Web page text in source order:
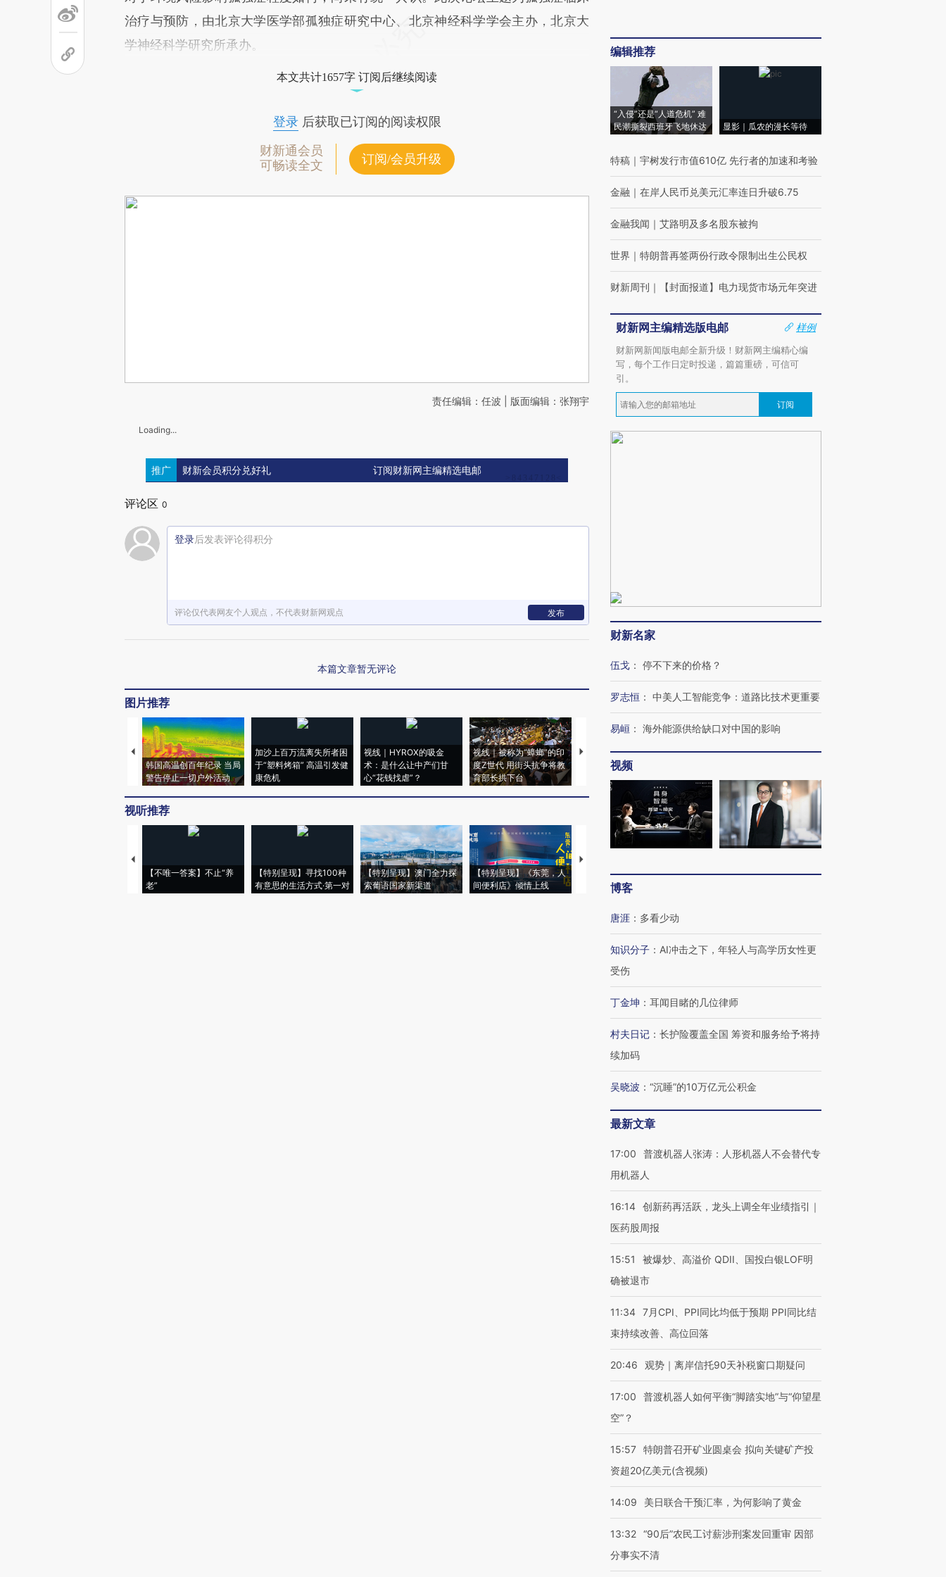
治疗与预防，由北京大学医学部孤独症研究中心、北京神经科学学会主办，北京大
学神经科学研究所承办。
本文共计1657字 订阅后继续阅读
登录后获取已订阅的阅读权限
财新通会员
可畅读全文
订阅/会员升级
责任编辑：任波 | 版面编辑：张翔宇
Loading...
推广 财新会员积分兑好礼 订阅财新网主编精选电邮
评论区 0
登录后发表评论得积分
评论仅代表网友个人观点，不代表财新网观点 发布
本篇文章暂无评论
图片推荐
韩国高温创百年纪录 当局
警告停止一切户外活动
加沙上百万流离失所者困
于“塑料烤箱” 高温引发健
康危机
视线｜HYROX的吸金
术：是什么让中产们甘
心“花钱找虐”？
视线｜被称为“蟑螂”的印
度Z世代 用街头抗争将教
育部长拱下台
视线｜“入侵”还是“人道危
机”？难民潮撕裂西班牙
飞地休达
湖北宜昌局部短时降雨
4000人
哈尔滨遭遇短时极端强降
米
视听推荐
【不唯一答案】不止“养
老”
【特别呈现】寻找100种
有意思的生活方式·第一对
【特别呈现】澳门全力探
索葡语国家新渠道
【特别呈现】《东莞，人
间便利店》倾情上线
【推广】走进第四届链博
会，让数智科技“链”接产
【特别呈现】寻找100种
CFO：不靠规模取胜，华
编辑推荐
“入侵”还是“人道危机” 难
民潮撕裂西班牙飞地休达
显影｜瓜农的漫长等待
特稿 ｜ 宇树发行市值610亿 先行者的加速和考验
金融 ｜ 在岸人民币兑美元汇率连日升破6.75
金融我闻 ｜ 艾路明及多名股东被拘
世界 ｜ 特朗普再签两份行政令限制出生公民权
财新周刊 ｜ 【封面报道】电力现货市场元年突进
财新网主编精选版电邮
样例
财新网新闻版电邮全新升级！财新网主编精心编
写，每个工作日定时投递，篇篇重磅，可信可
引。
订阅
财新名家
伍戈 ： 停不下来的价格？
罗志恒 ： 中美人工智能竞争：道路比技术更重要
易峘 ： 海外能源供给缺口对中国的影响
视频
博客
唐涯 ： 多看少动
知识分子 ： AI冲击之下，年轻人与高学历女性更
受伤
丁金坤 ： 耳闻目睹的几位律师
村夫日记 ： 长护险覆盖全国 筹资和服务给予将持
续加码
吴晓波 ： “沉睡”的10万亿元公积金
最新文章
17:00
普渡机器人张涛：人形机器人不会替代专
用机器人
16:14 创新药再活跃，龙头上调全年业绩指引｜
医药股周报
15:51
被爆炒、高溢价 QDII、国投白银LOF明
确被退市
11:34 7月CPI、PPI同比均低于预期 PPI同比结
束持续改善、高位回落
20:46 观势｜离岸信托90天补税窗口期疑问
17:00
普渡机器人如何平衡“脚踏实地”与“仰望星
空”？
15:57 特朗普召开矿业圆桌会 拟向关键矿产投
资超20亿美元(含视频)
14:09 美日联合干预汇率，为何影响了黄金
13:32 “90后”农民工讨薪涉刑案发回重审 因部
分事实不清